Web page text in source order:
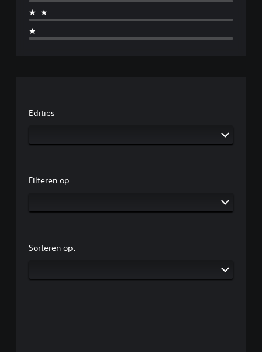
★★
★
Edities
Filteren op
Sorteren op: